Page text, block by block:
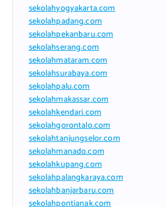
sekolahyogyakarta.com
sekolahpadang.com
sekolahpekanbaru.com
sekolahserang.com
sekolahmataram.com
sekolahsurabaya.com
sekolahpalu.com
sekolahmakassar.com
sekolahkendari.com
sekolahgorontalo.com
sekolahtanjungselor.com
sekolahmanado.com
sekolahkupang.com
sekolahpalangkaraya.com
sekolahbanjarbaru.com
sekolahpontianak.com